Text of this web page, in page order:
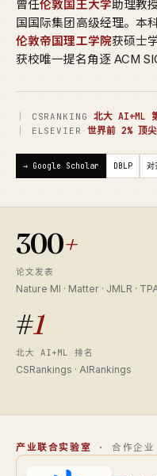
曾任伦敦国王大学助理教
国国际集团高级经理。本
伦敦帝国理工学院获硕士
获校唯一提名角逐 ACM
｜ CSRANKING · 北大 AI+ML
｜ ELSEVIER · 世界前 2% 顶
→ Google Scholar DBLP 对
300+
论文发表
Nature MI · Matter · JMLR ·
#1
北大 AI+ML 排名
CSRankings · AIRankings
产业联合实验室 · 合作企业